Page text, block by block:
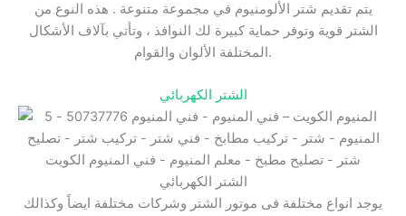
يتم تقديم شتر الألومنيوم في مجموعة متنوعة . هذه النوع من
الشتر قوية وتوفر حماية كبيرة لك النوافذ ، وتأتي بآلاف الأشكال
المختلفة الألوان والقوام.
الشتر الكهربائي
الشتر الكهربائي
يوجد انواع مختلفة فى موتور الشتر وشركات مختلفة ايضاً وكذالك